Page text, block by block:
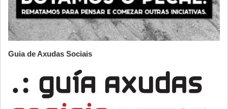
Guia de Axudas Sociais